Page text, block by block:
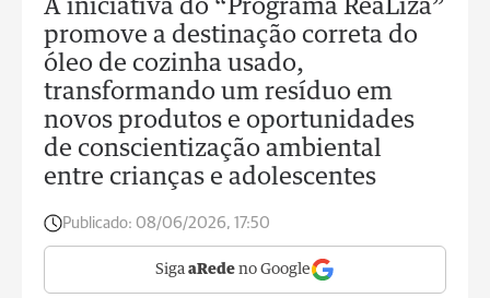
A iniciativa do “Programa ReaLiza”
promove a destinação correta do
óleo de cozinha usado,
transformando um resíduo em
novos produtos e oportunidades
de conscientização ambiental
entre crianças e adolescentes
Publicado: 08/06/2026, 17:50
Siga aRede no Google